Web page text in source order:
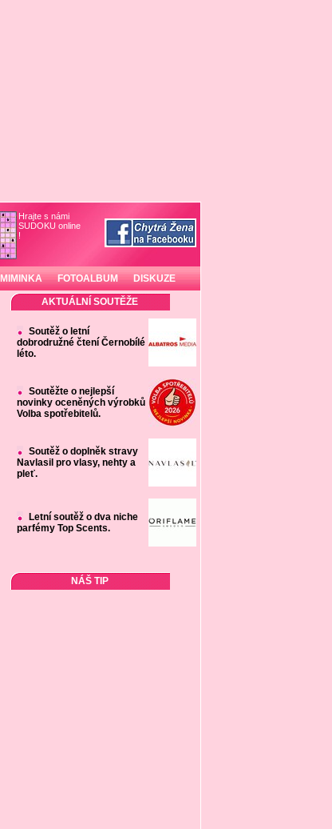
Hrajte s námi
SUDOKU online
!
MIMINKA FOTOALBUM DISKUZE
AKTUÁLNÍ SOUTĚŽE
Soutěž o letní
dobrodružné čtení Černobílé
léto.
Soutěžte o nejlepší
novinky oceněných výrobků
Volba spotřebitelů.
Soutěž o doplněk stravy
Navlasil pro vlasy, nehty a
pleť.
Letní soutěž o dva niche
parfémy Top Scents.
NÁŠ TIP